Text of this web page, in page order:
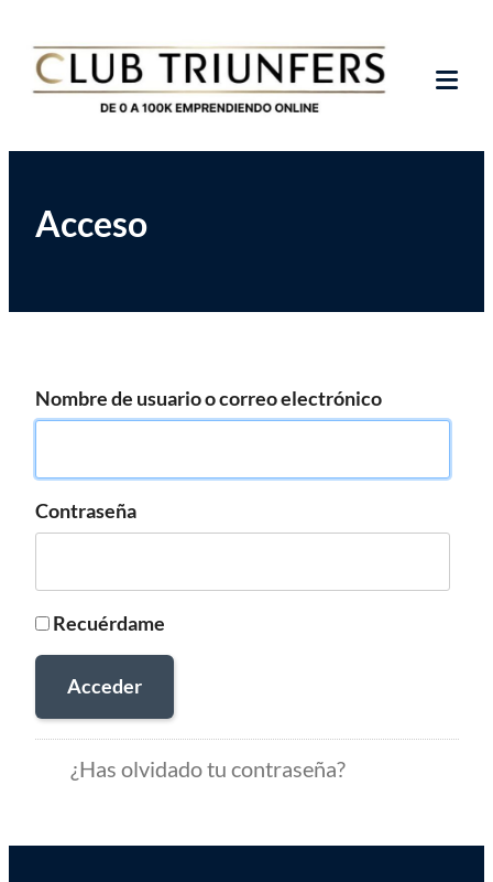
contenido
Club Triunfers
Acceso
Nombre de usuario o correo electrónico
Contraseña
Recuérdame
Acceder
¿Has olvidado tu contraseña?